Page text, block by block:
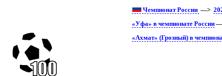
Чемпионат России —>
«Уфа» в чемпионате России
«Ахмат» (Грозный) в